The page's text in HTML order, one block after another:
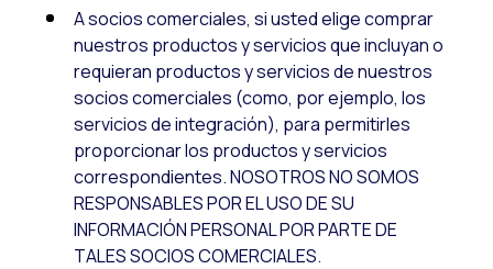
A socios comerciales, si usted elige comprar
nuestros productos y servicios que incluyan o
requieran productos y servicios de nuestros
socios comerciales (como, por ejemplo, los
servicios de integración), para permitirles
proporcionar los productos y servicios
correspondientes. NOSOTROS NO SOMOS
RESPONSABLES POR EL USO DE SU
INFORMACIÓN PERSONAL POR PARTE DE
TALES SOCIOS COMERCIALES.